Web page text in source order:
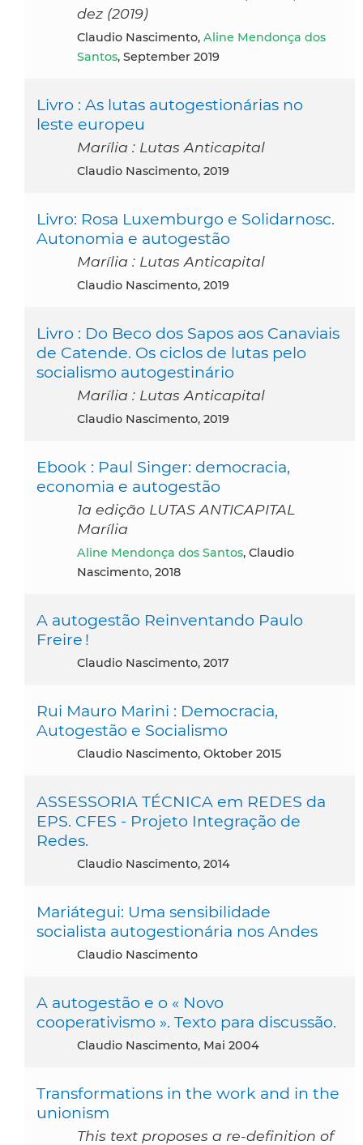
dez (2019)
Claudio Nascimento, Aline Mendonça dos
Santos, September 2019
Livro : As lutas autogestionárias no
leste europeu
Marília : Lutas Anticapital
Claudio Nascimento, 2019
Livro: Rosa Luxemburgo e Solidarnosc.
Autonomia e autogestão
Marília : Lutas Anticapital
Claudio Nascimento, 2019
Livro : Do Beco dos Sapos aos Canaviais
de Catende. Os ciclos de lutas pelo
socialismo autogestinário
Marília : Lutas Anticapital
Claudio Nascimento, 2019
Ebook : Paul Singer: democracia,
economia e autogestão
1a edição LUTAS ANTICAPITAL
Marília
Aline Mendonça dos Santos, Claudio
Nascimento, 2018
A autogestão Reinventando Paulo
Freire !
Claudio Nascimento, 2017
Rui Mauro Marini : Democracia,
Autogestão e Socialismo
Claudio Nascimento, Oktober 2015
ASSESSORIA TÉCNICA em REDES da
EPS. CFES - Projeto Integração de
Redes.
Claudio Nascimento, 2014
Mariátegui: Uma sensibilidade
socialista autogestionária nos Andes
Claudio Nascimento
A autogestão e o « Novo
cooperativismo ». Texto para discussão.
Claudio Nascimento, Mai 2004
Transformations in the work and in the
unionism
This text proposes a re-definition of